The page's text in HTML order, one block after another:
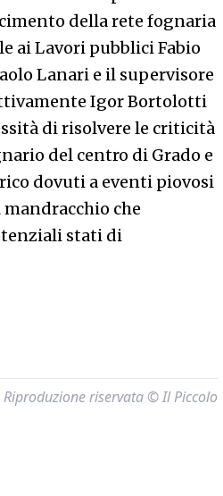
della rete fognaria
ai Lavori pubblici Fabio
Lanari e il supervisore
Igor Bortolotti
di risolvere le criticità
del centro di Grado e
dovuti a eventi piovosi
mandracchio che
stati di
Riproduzione riservata © Il Piccolo